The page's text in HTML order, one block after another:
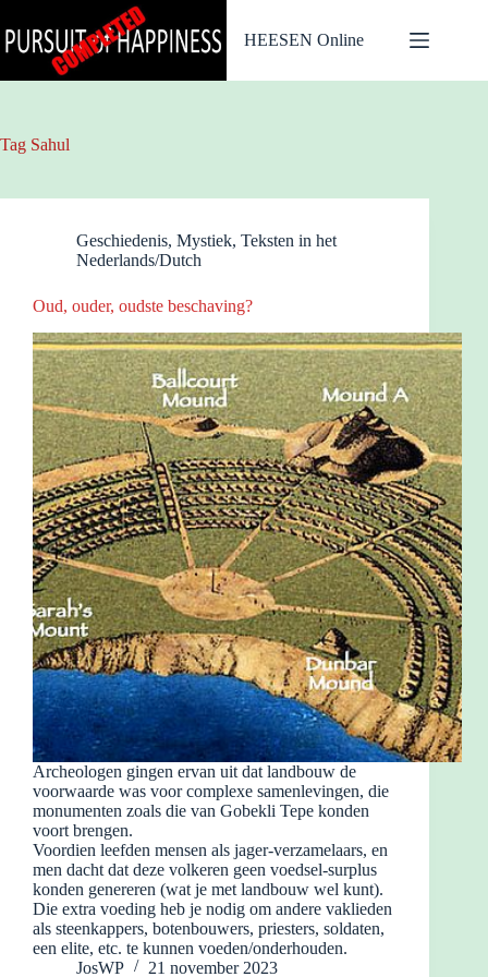
naar
de
HEESEN Online
Tag Sahul
Geschiedenis, Mystiek, Teksten in het
Nederlands/Dutch
Oud, ouder, oudste beschaving?
Archeologen gingen ervan uit dat landbouw de
voorwaarde was voor complexe samenlevingen, die
monumenten zoals die van Gobekli Tepe konden
voort brengen.
Voordien leefden mensen als jager-verzamelaars, en
men dacht dat deze volkeren geen voedsel-surplus
konden genereren (wat je met landbouw wel kunt).
Die extra voeding heb je nodig om andere vaklieden
als steenkappers, botenbouwers, priesters, soldaten,
een elite, etc. te kunnen voeden/onderhouden.
JosWP
21 november 2023